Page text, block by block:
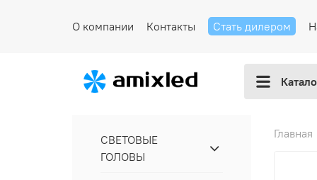
О компании Контакты Стать дилером
Главная
СВЕТОВЫЕ
ГОЛОВЫ